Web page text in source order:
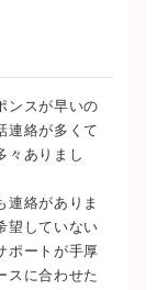
ンスが早いの
連絡が多くて
々ありまし
連絡がありま
望していない
ポートが手厚
スに合わせた